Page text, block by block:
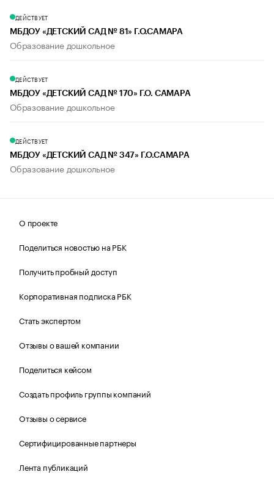
ДЕЙСТВУЕТ
МБДОУ «ДЕТСКИЙ САД № 81» Г.О.САМАРА
Образование дошкольное
ДЕЙСТВУЕТ
МБДОУ «ДЕТСКИЙ САД № 170» Г.О. САМАРА
Образование дошкольное
ДЕЙСТВУЕТ
МБДОУ «ДЕТСКИЙ САД № 347» Г.О.САМАРА
Образование дошкольное
О проекте
Поделиться новостью на РБК
Получить пробный доступ
Корпоративная подписка РБК
Стать экспертом
Отзывы о вашей компании
Поделиться кейсом
Создать профиль группы компаний
Отзывы о сервисе
Сертифицированные партнеры
Лента публикаций